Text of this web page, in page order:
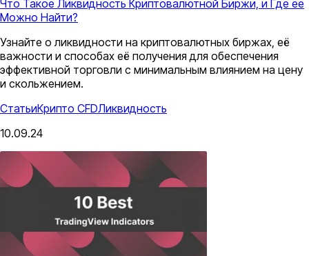
Что Такое Ликвидность Криптовалютной Биржи, и Где ее
Можно Найти?
Узнайте о ликвидности на криптовалютных биржах, её
важности и способах её получения для обеспечения
эффективной торговли с минимальным влиянием на цену
и скольжением.
СтатьиКрипто CFDЛиквидность
10.09.24